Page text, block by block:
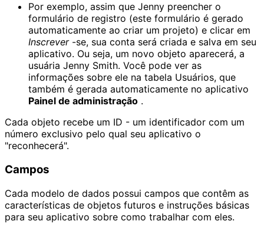
Por exemplo, assim que Jenny preencher o
formulário de registro (este formulário é gerado
automaticamente ao criar um projeto) e clicar em
Inscrever-se, sua conta será criada e salva em seu
aplicativo. Ou seja, um novo objeto aparecerá, a
usuária Jenny Smith. Você pode ver as
informações sobre ele na tabela Usuários, que
também é gerada automaticamente no aplicativo
Painel de administração .
Cada objeto recebe um ID - um identificador com um
número exclusivo pelo qual seu aplicativo o
"reconhecerá".
Campos
Cada modelo de dados possui campos que contêm as
características de objetos futuros e instruções básicas
para seu aplicativo sobre como trabalhar com eles.